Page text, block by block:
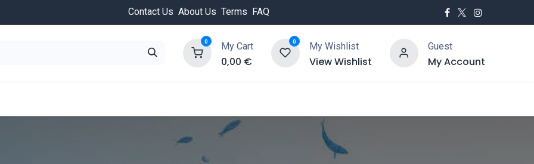
Contact Us About Us Terms FAQ
0 My Cart
0,00 €
0 My Wishlist
View Wishlist
Guest
My Account
HOT